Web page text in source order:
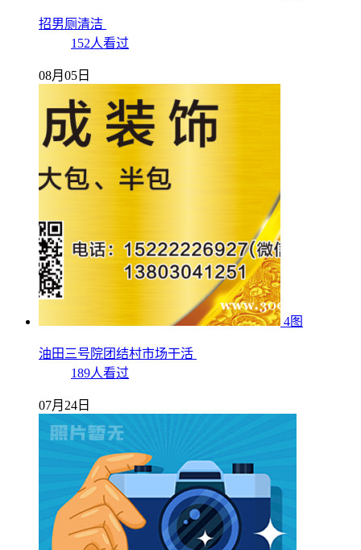
招男厕清洁
152人看过
08月05日
4图
油田三号院团结村市场干活
189人看过
07月24日